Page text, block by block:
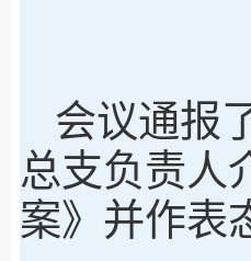
会议通报
总支负责人
案》并作表